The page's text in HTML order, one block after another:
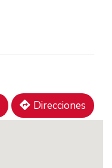
Direcciones